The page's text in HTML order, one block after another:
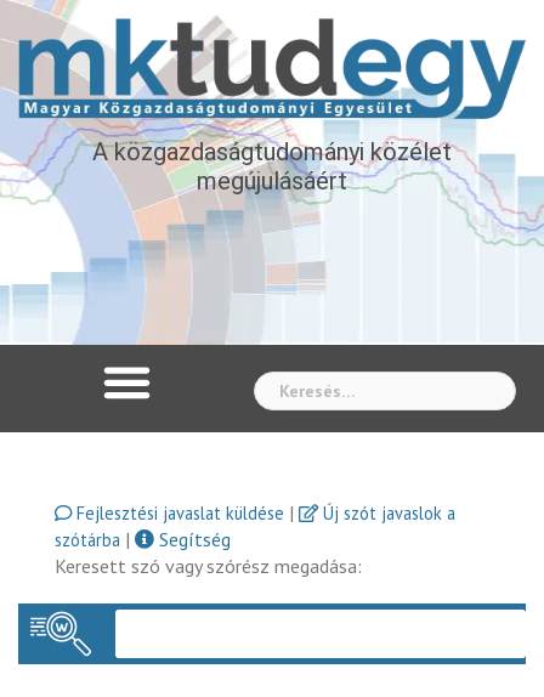
A közgazdaságtudományi közélet
megújulásáért
Fejlesztési javaslat küldése |
Új szót javaslok a
szótárba |
Segítség
Keresett szó vagy szórész megadása: